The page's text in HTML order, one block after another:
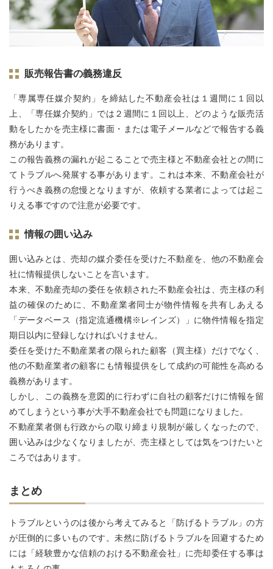
販売報告書の義務違反
「専属専任媒介契約」を締結した不動産会社は１週間に１回以
上、「専任媒介契約」では２週間に１回以上、どのような販売活
動をしたかを売主様に書面・または電⼦メールなどで報告する義
務があります。
この報告義務の漏れが起こることで売主様と不動産会社との間に
てトラブルへ発展する事があります。これは本来、不動産会社が
行うべき義務の怠慢となりますが、依頼する業者によっては起こ
りえる事ですので注意が必要です。
情報の囲い込み
囲い込みとは、売却の媒介委任を受けた不動産を、他の不動産会
社に情報提供しないことを言います。
本来、不動産売却の委任を依頼された不動産会社は、売主様の利
益の確保のために、不動産業者同士が物件情報を共有しあえる
「データベース（指定流通機構※レインズ）」に物件情報を指定
期日以内に登録しなければいけません。
委任を受けた不動産業者の限られた顧客（買主様）だけでなく、
他の不動産業者の顧客にも情報提供をして成約の可能性を高める
義務があります。
しかし、この義務を意図的に行わずに自社の顧客だけに情報を留
めてしまうという事が大手不動産会社でも問題になりました。
不動産業者側も行政からの取り締まり規制が厳しくなったので、
囲い込みは少なくなりましたが、売主様としては気をつけたいと
ころではあります。
まとめ
トラブルというのは後から考えてみると「防げるトラブル」の方
が圧倒的に多いものです。未然に防げるトラブルを回避するため
には「経験豊かな信頼のおける不動産会社」に売却委任する事は